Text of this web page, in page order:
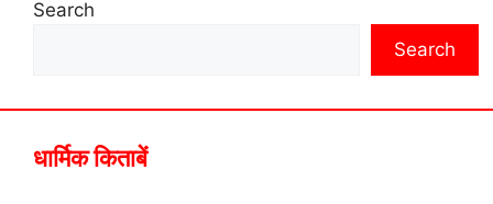
Search
Search
धार्मिक किताबें